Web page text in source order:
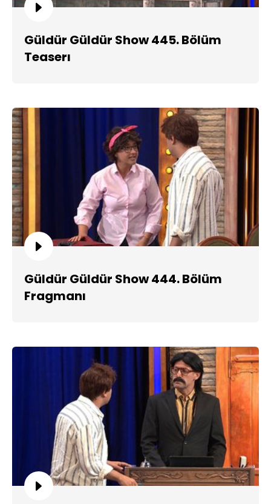
Güldür Güldür Show 445. Bölüm
Teaserı
Güldür Güldür Show 444. Bölüm
Fragmanı